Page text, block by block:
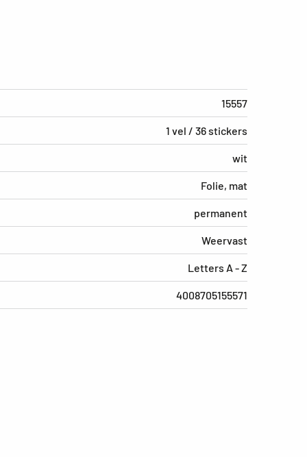
15557
1 vel / 36 stickers
wit
Folie, mat
permanent
Weervast
Letters A - Z
4008705155571